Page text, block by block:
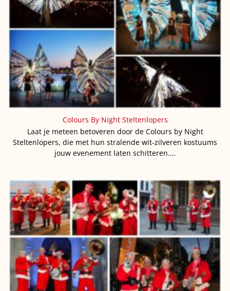
Colours By Night Steltenlopers
Laat je meteen betoveren door de Colours by Night
Steltenlopers, die met hun stralende wit-zilveren kostuums
jouw evenement laten schitteren.…